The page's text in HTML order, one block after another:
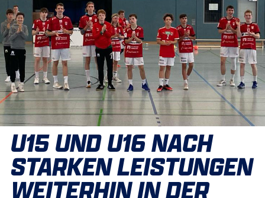
U15 UND U16 NACH
STARKEN LEISTUNGEN
WEITERHIN IN DER